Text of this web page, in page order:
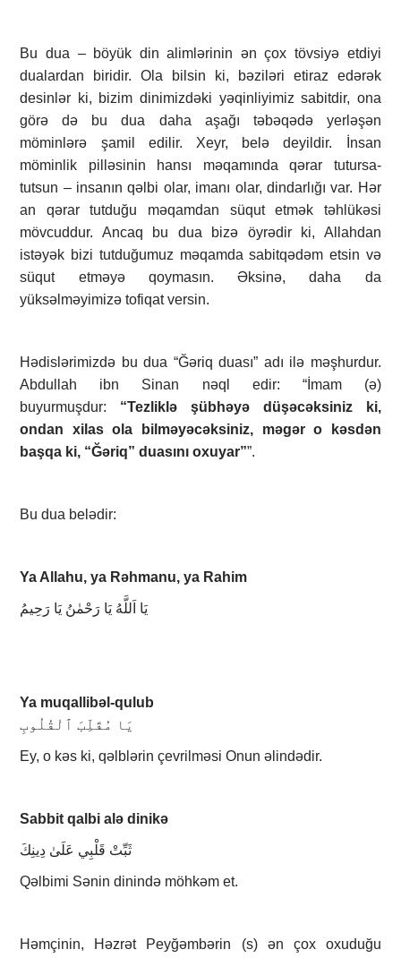
Bu dua – böyük din alimlərinin ən çox tövsiyə etdiyi
dualardan biridir. Ola bilsin ki, bəziləri etiraz edərək
desinlər ki, bizim dinimizdəki yəqinliyimiz sabitdir, ona
görə də bu dua daha aşağı təbəqədə yerləşən
möminlərə şamil edilir. Xeyr, belə deyildir. İnsan
möminlik pilləsinin hansı məqamında qərar tutursa-
tutsun – insanın qəlbi olar, imanı olar, dindarlığı var. Hər
an qərar tutduğu məqamdan süqut etmək təhlükəsi
mövcuddur. Ancaq bu dua bizə öyrədir ki, Allahdan
istəyək bizi tutduğumuz məqamda sabitqədəm etsin və
süqut etməyə qoymasın. Əksinə, daha da
yüksəlməyimizə tofiqat versin.
Hədislərimizdə bu dua “Ğəriq duası” adı ilə məşhurdur.
Abdullah ibn Sinan nəql edir: “İmam (ə)
buyurmuşdur: “Tezliklə şübhəyə düşəcəksiniz ki,
ondan xilas ola bilməyəcəksiniz, məgər o kəsdən
başqa ki, “Ğəriq” duasını oxuyar””.
Bu dua belədir:
Ya Allahu, ya Rəhmanu, ya Rahim
يَا اَللَّهُ يَا رَحْمٰنُ يَا رَحِيمُ
Ya muqallibəl-qulub
يَا مُقَلِّبَ ٱلْقُلُوبِ
Ey, o kəs ki, qəlblərin çevrilməsi Onun əlindədir.
Sabbit qalbi alə dinikə
ثَبِّتْ قَلْبِي عَلَىٰ دِينِكَ
Qəlbimi Sənin dinində möhkəm et.
Həmçinin, Həzrət Peyğəmbərin (s) ən çox oxuduğu